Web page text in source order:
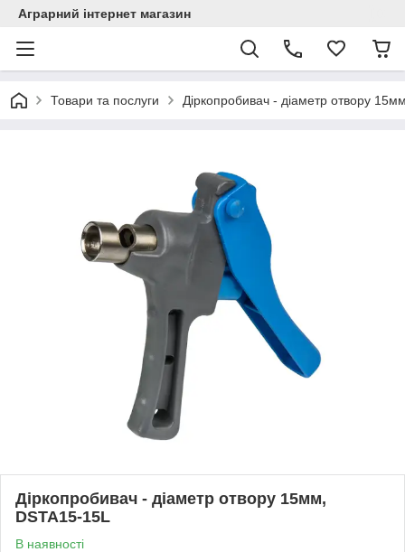
Аграрний інтернет магазин
Товари та послуги Діркопробивач - діаметр отвору
Діркопробивач - діаметр отвору 15мм,
DSTA15-15L
В наявності